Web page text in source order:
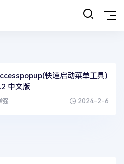
快速启动菜单工具)
中文版
强 2024-2-6